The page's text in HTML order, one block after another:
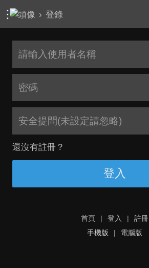
› 登錄
安全提問(未設定請忽略)
還沒有註冊？
登入
首頁 | 登入 |
註冊
手機版
| 電腦版